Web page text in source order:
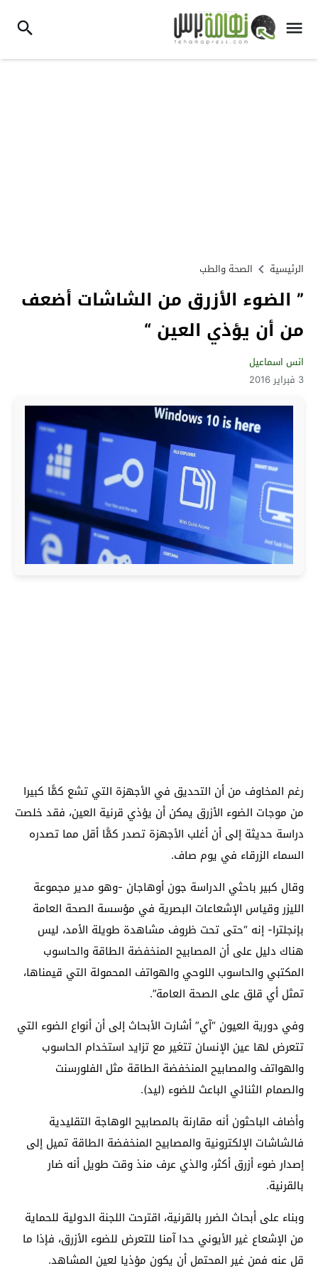
الرئيسية الصحة والطب
” الضوء الأزرق من الشاشات أضعف
من أن يؤذي العين “
انس اسماعيل
3 فبراير 2016
رغم المخاوف من أن التحديق في الأجهزة التي تشع كمًّا كبيرا
من موجات الضوء الأزرق يمكن أن يؤذي قرنية العين، فقد خلصت
دراسة حديثة إلى أن أغلب الأجهزة تصدر كمًّا أقل مما تصدره
السماء الزرقاء في يوم صاف.
وقال كبير باحثي الدراسة جون أوهاجان -وهو مدير مجموعة
الليزر وقياس الإشعاعات البصرية في مؤسسة الصحة العامة
بإنجلترا- إنه “حتى تحت ظروف مشاهدة طويلة الأمد، ليس
هناك دليل على أن المصابيح المنخفضة الطاقة والحاسوب
المكتبي والحاسوب اللوحي والهواتف المحمولة التي قيمناها،
تمثل أي قلق على الصحة العامة”.
وفي دورية العيون “آي” أشارت الأبحاث إلى أن أنواع الضوء التي
تتعرض لها عين الإنسان تتغير مع تزايد استخدام الحاسوب
والهواتف والمصابيح المنخفضة الطاقة مثل الفلورسنت
والصمام الثنائي الباعث للضوء (ليد).
وأضاف الباحثون أنه مقارنة بالمصابيح الوهاجة التقليدية
فالشاشات الإلكترونية والمصابيح المنخفضة الطاقة تميل إلى
إصدار ضوء أزرق أكثر، والذي عرف منذ وقت طويل أنه ضار
بالقرنية.
وبناء على أبحاث الضرر بالقرنية، اقترحت اللجنة الدولية للحماية
من الإشعاع غير الأيوني حدا آمنا للتعرض للضوء الأزرق، فإذا ما
قل عنه فمن غير المحتمل أن يكون مؤذيا لعين المشاهد.